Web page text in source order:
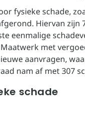
fysieke schade,
Hiervan zijn
eenmalige
met
aanvragen,
nam af met 307
schade